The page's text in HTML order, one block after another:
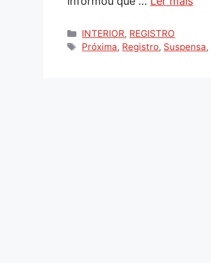
Categorias
INTERIOR, REGISTRO
Tags
Próxima, Registro, Suspensa,